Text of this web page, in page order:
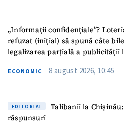
„Informații confidențiale”?
refuzat (inițial) să spună câte
legalizarea parțială a publicității
ECONOMIC 8 august 2026, 10:45
EDITORIAL
Talibanii la
răspunsuri
Titlu știre
+ Adaugă titlu
Fotografie
+ Încarcă imagine